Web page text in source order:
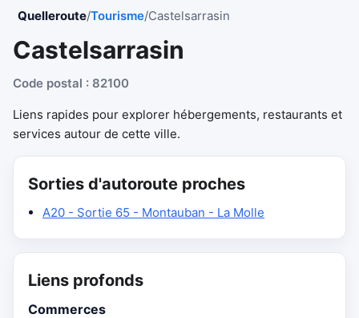
Quelleroute/Tourisme/Castelsarrasin
Castelsarrasin
Code postal : 82100
Liens rapides pour explorer hébergements, restaurants et
services autour de cette ville.
Sorties d'autoroute proches
A20 - Sortie 65 - Montauban - La Molle
Liens profonds
Commerces